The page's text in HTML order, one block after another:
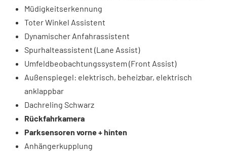
Müdigkeitserkennung
Toter Winkel Assistent
Dynamischer Anfahrassistent
Spurhalteassistent (Lane Assist)
Umfeldbeobachtungssystem (Front Assist)
Außenspiegel: elektrisch, beheizbar, elektrisch
anklappbar
Dachreling Schwarz
Rückfahrkamera
Parksensoren vorne + hinten
Anhängerkupplung